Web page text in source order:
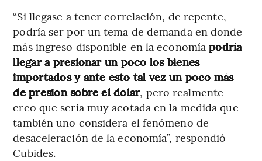
“Si llegase a tener correlación, de repente,
podría ser por un tema de demanda en donde
más ingreso disponible en la economíapodría
llegar a presionar un poco los bienes
importados y ante esto tal vez un poco más
de presión sobre el dólar, pero realmente
creo que sería muy acotada en la medida que
también uno considera el fenómeno de
desaceleración de la economía”, respondió
Cubides.